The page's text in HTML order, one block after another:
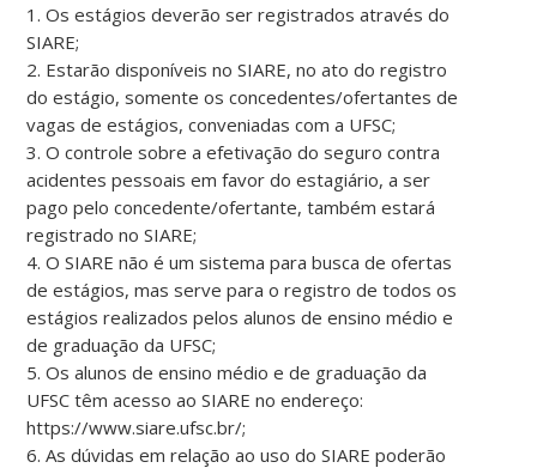
1. Os estágios deverão ser registrados através do
SIARE;
2. Estarão disponíveis no SIARE, no ato do registro
do estágio, somente os concedentes/ofertantes de
vagas de estágios, conveniadas com a UFSC;
3. O controle sobre a efetivação do seguro contra
acidentes pessoais em favor do estagiário, a ser
pago pelo concedente/ofertante, também estará
registrado no SIARE;
4. O SIARE não é um sistema para busca de ofertas
de estágios, mas serve para o registro de todos os
estágios realizados pelos alunos de ensino médio e
de graduação da UFSC;
5. Os alunos de ensino médio e de graduação da
UFSC têm acesso ao SIARE no endereço:
https://www.siare.ufsc.br/;
6. As dúvidas em relação ao uso do SIARE poderão